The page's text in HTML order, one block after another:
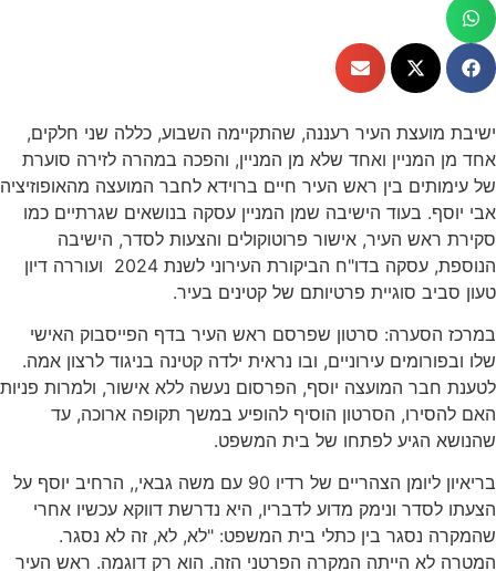
ישיבת מועצת העיר רעננה, שהתקיימה השבוע, כללה שני חלקים,
אחד מן המניין ואחד שלא מן המניין, והפכה במהרה לזירה סוערת
של עימותים בין ראש העיר חיים ברוידא לחבר המועצה מהאופוזיציה
אבי יוסף. בעוד הישיבה שמן המניין עסקה בנושאים שגרתיים כמו
סקירת ראש העיר, אישור פרוטוקולים והצעות לסדר, הישיבה
הנוספת, עסקה בדו"ח הביקורת העירוני לשנת 2024 ועוררה דיון
טעון סביב סוגיית פרטיותם של קטינים בעיר.
במרכז הסערה: סרטון שפרסם ראש העיר בדף הפייסבוק האישי
שלו ובפורומים עירוניים, ובו נראית ילדה קטינה בניגוד לרצון אמה.
לטענת חבר המועצה יוסף, הפרסום נעשה ללא אישור, ולמרות פניות
האם להסירו, הסרטון הוסיף להופיע במשך תקופה ארוכה, עד
שהנושא הגיע לפתחו של בית המשפט.
בריאיון ליומן הצהריים של רדיו 90 עם משה גבאי,, הרחיב יוסף על
הצעתו לסדר ונימק מדוע לדבריו, היא נדרשת דווקא עכשיו אחרי
שהמקרה נסגר בין כתלי בית המשפט: "לא, לא, זה לא נסגר.
המטרה לא הייתה המקרה הפרטני הזה. הוא רק דוגמה. ראש העיר